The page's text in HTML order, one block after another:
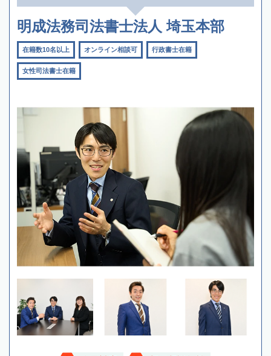
明成法務司法書士法人 埼玉本部
在籍数10名以上 オンライン相談可 行政書士在籍
女性司法書士在籍